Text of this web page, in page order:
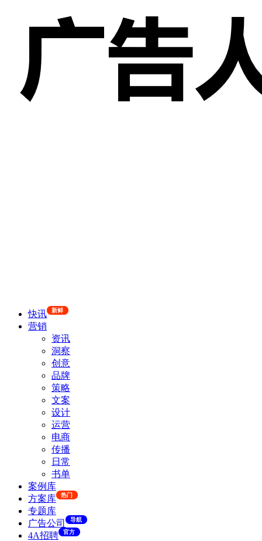
快讯 新鲜
营销
资讯
洞察
创意
品牌
策略
文案
设计
运营
电商
传播
日常
书单
案例库
方案库
热门
专题库
广告公司
导航
4A招聘 官方